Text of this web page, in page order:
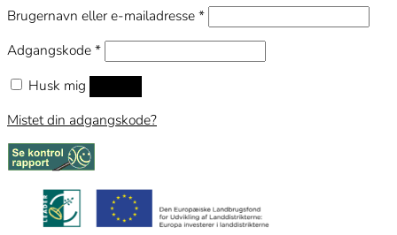
Brugernavn eller e-mailadresse*
Adgangskode*
Husk mig
Mistet din adgangskode?